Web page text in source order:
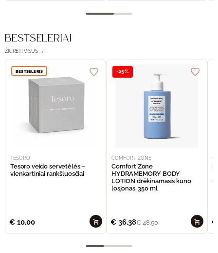
BESTSELERIAI
ŽIŪRĖTI VISUS →
BESTSELERIS
TESORO
Tesoro veido servetėlės –
vienkartiniai rankšluosčiai
€ 10.00
-25%
COMFORT ZONE
Comfort Zone
HYDRAMEMORY BODY
LOTION drėkinamasis kūno
losjonas, 350 ml
€ 36.38€48.50 €